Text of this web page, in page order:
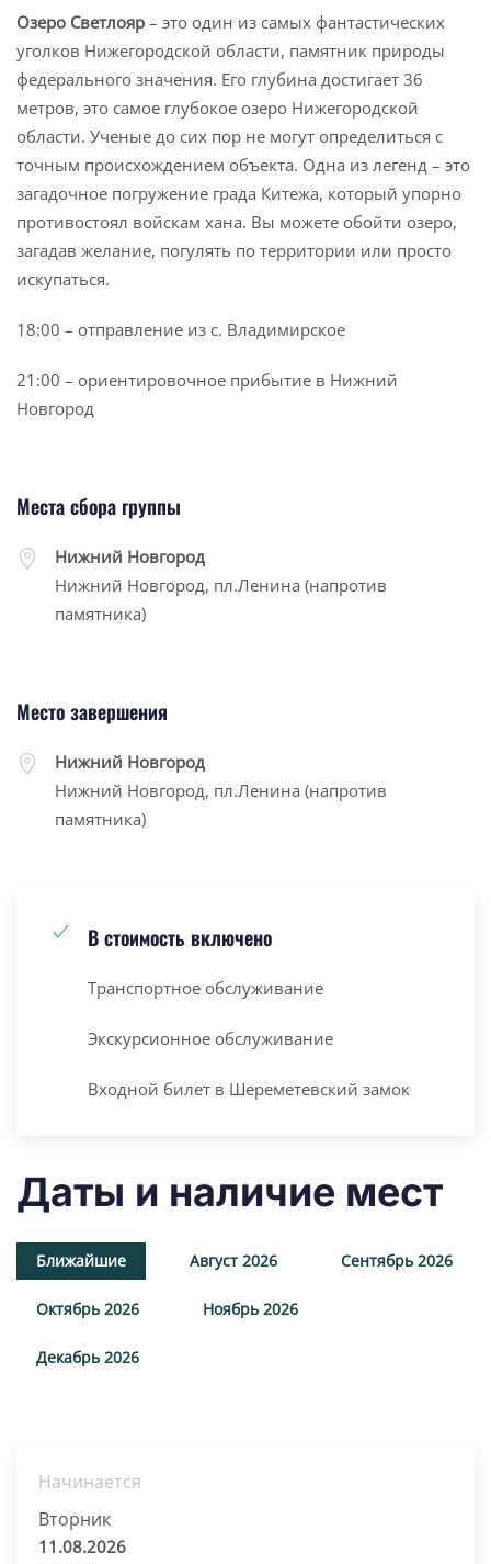
Озеро Светлояр – это один из самых фантастических
уголков Нижегородской области, памятник природы
федерального значения. Его глубина достигает 36
метров, это самое глубокое озеро Нижегородской
области. Ученые до сих пор не могут определиться с
точным происхождением объекта. Одна из легенд – это
загадочное погружение града Китежа, который упорно
противостоял войскам хана. Вы можете обойти озеро,
загадав желание, погулять по территории или просто
искупаться.
18:00 – отправление из с. Владимирское
21:00 – ориентировочное прибытие в Нижний
Новгород
Места сбора группы
Нижний Новгород
Нижний Новгород, пл.Ленина (напротив
памятника)
Место завершения
Нижний Новгород
Нижний Новгород, пл.Ленина (напротив
памятника)
В стоимость включено
Транспортное обслуживание
Экскурсионное обслуживание
Входной билет в Шереметевский замок
Даты и наличие мест
Ближайшие Август 2026 Сентябрь 2026
Октябрь 2026 Ноябрь 2026
Декабрь 2026
Начинается
Вторник
11.08.2026